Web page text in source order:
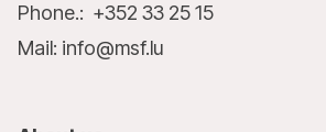
Phone.: +352 33 25 15
Mail: info@msf.lu